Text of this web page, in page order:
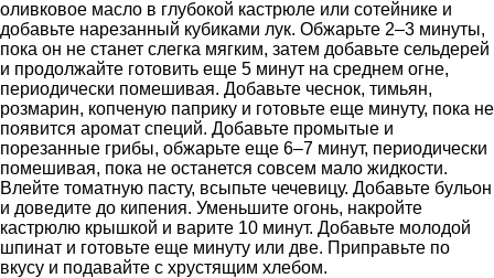
оливковое масло в глубокой кастрюле или сотейнике и
добавьте нарезанный кубиками лук. Обжарьте 2–3 минуты,
пока он не станет слегка мягким, затем добавьте сельдерей
и продолжайте готовить еще 5 минут на среднем огне,
периодически помешивая. Добавьте чеснок, тимьян,
розмарин, копченую паприку и готовьте еще минуту, пока не
появится аромат специй. Добавьте промытые и
порезанные грибы, обжарьте еще 6–7 минут, периодически
помешивая, пока не останется совсем мало жидкости.
Влейте томатную пасту, всыпьте чечевицу. Добавьте бульон
и доведите до кипения. Уменьшите огонь, накройте
кастрюлю крышкой и варите 10 минут. Добавьте молодой
шпинат и готовьте еще минуту или две. Приправьте по
вкусу и подавайте с хрустящим хлебом.